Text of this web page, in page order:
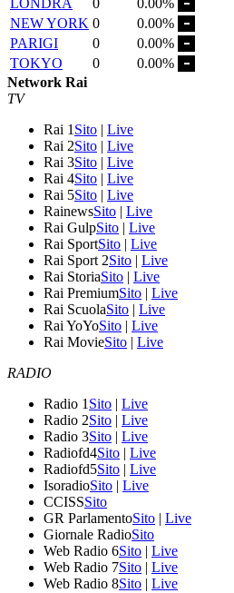
LONDRA 0
0.00%
NEW YORK 0
0.00%
PARIGI
0
0.00%
TOKYO
0
0.00%
Network Rai
TV
Rai 1 Sito | Live
Rai 2Sito | Live
Rai 3Sito | Live
Rai 4Sito | Live
Rai 5Sito | Live
RainewsSito | Live
Rai GulpSito | Live
Rai SportSito | Live
Rai Sport 2Sito | Live
Rai StoriaSito | Live
Rai PremiumSito | Live
Rai ScuolaSito | Live
Rai YoYoSito | Live
Rai MovieSito | Live
RADIO
Radio 1 Sito | Live
Radio 2Sito | Live
Radio 3Sito | Live
Radiofd4Sito | Live
Radiofd5Sito | Live
IsoradioSito | Live
CCISSSito
GR ParlamentoSito | Live
Giornale RadioSito
Web Radio 6Sito | Live
Web Radio 7Sito | Live
Web Radio 8Sito | Live